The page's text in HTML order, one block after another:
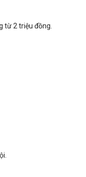
từ 2 triệu đồng.